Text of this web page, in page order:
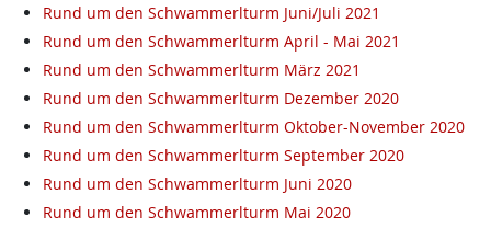
Rund um den Schwammerlturm Juni/Juli 2021
Rund um den Schwammerlturm April - Mai 2021
Rund um den Schwammerlturm März 2021
Rund um den Schwammerlturm Dezember 2020
Rund um den Schwammerlturm Oktober-November 2020
Rund um den Schwammerlturm September 2020
Rund um den Schwammerlturm Juni 2020
Rund um den Schwammerlturm Mai 2020